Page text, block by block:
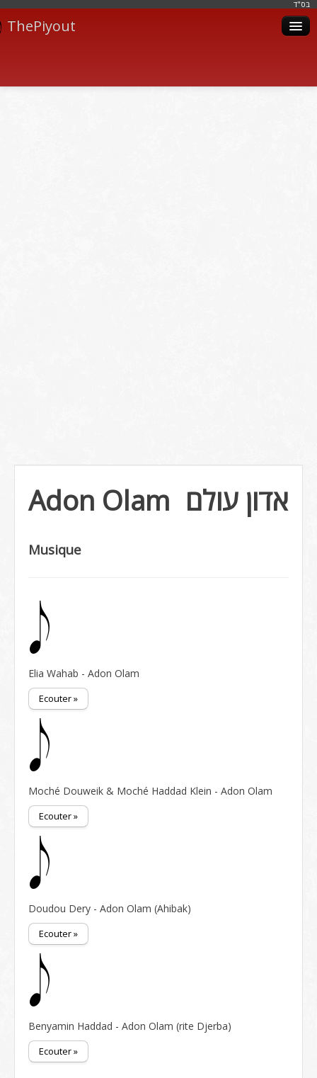
בּס"ד
ThePiyout
Adon Olam אדון עולם
Musique
Elia Wahab - Adon Olam
Ecouter »
Moché Douweik & Moché Haddad Klein - Adon Olam
Ecouter »
Doudou Dery - Adon Olam (Ahibak)
Ecouter »
Benyamin Haddad - Adon Olam (rite Djerba)
Ecouter »